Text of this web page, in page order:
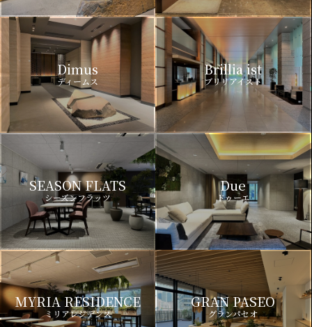
Dimus
ディームス
Brillia ist
ブリリアイスト
SEASON FLATS
シーズンフラッツ
Due
ドゥーエ
MYRIA RESIDENCE
ミリアレジデンス
GRAN PASEO
グランパセオ